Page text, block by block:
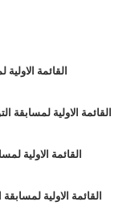
القائمة
القائمة الاولية لمسابقة
القائمة الاولية
القائمة الاولية